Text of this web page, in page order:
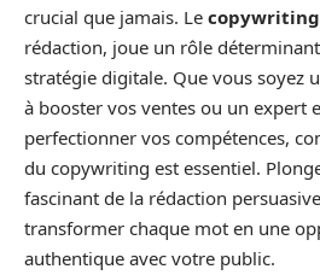
crucial que jamais. Le copywriting
rédaction, joue un rôle
stratégie digitale. Que vous soyez
à booster vos ventes ou un expert
perfectionner vos compétences,
du copywriting est essentiel.
fascinant de la rédaction
transformer chaque mot en une
authentique avec votre public.